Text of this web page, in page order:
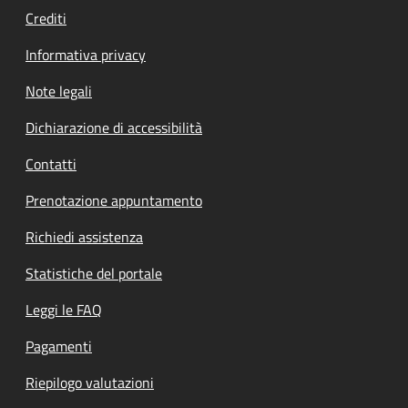
Crediti
Informativa privacy
Note legali
Dichiarazione di accessibilità
Contatti
Prenotazione appuntamento
Richiedi assistenza
Statistiche del portale
Leggi le FAQ
Pagamenti
Riepilogo valutazioni